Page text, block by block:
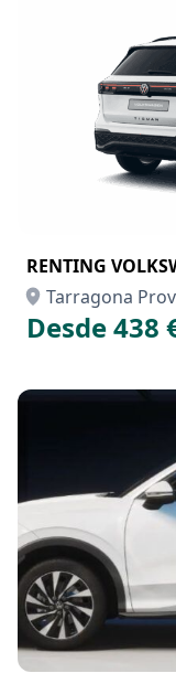
RENTING
Tarragona
Desde 438